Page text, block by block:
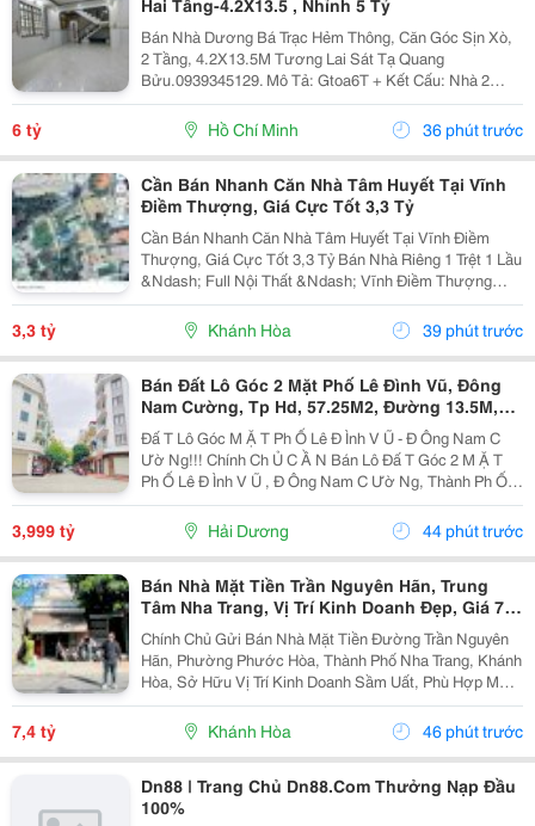
Hai Tầng-4.2X13.5 , Nhỉnh 5 Tỷ
Bán Nhà Dương Bá Trạc Hẻm Thông, Căn Góc Sịn Xò,
2 Tầng, 4.2X13.5M Tương Lai Sát Tạ Quang
Bửu.0939345129. Mô Tả: Gtoa6T + Kết Cấu: Nhà 2
Tầng Btct Kiên Cố, 2 Phòng. + Vị Trí: Ngay Dương Bá
Trạc Thông Tạ Quang Bửu, Âu Dương Lân, Nguyễn Thị
Tần, Dạ...
6 tỷ Hồ Chí Minh 36 phút trước
Cần Bán Nhanh Căn Nhà Tâm Huyết Tại Vĩnh
Điềm Thượng, Giá Cực Tốt 3,3 Tỷ
Cần Bán Nhanh Căn Nhà Tâm Huyết Tại Vĩnh Điềm
Thượng, Giá Cực Tốt 3,3 Tỷ Bán Nhà Riêng 1 Trệt 1 Lầu
&Ndash; Full Nội Thất &Ndash; Vĩnh Điềm Thượng
&Ndash; Gần 23/10 Vị Trí: Thôn Vĩnh Điềm Thượng,
Cách Đường 23/10 Chỉ 50M Hẻm Thông Thoáng, Kết...
3,3 tỷ Khánh Hòa 39 phút trước
Bán Đất Lô Góc 2 Mặt Phố Lê Đình Vũ, Đông
Nam Cường, Tp Hd, 57.25M2, Đường 13.5M,
3.X Tỷ
Đấ T Lô Góc M Ặ T Ph Ố Lê Đ Ình V Ũ - Đ Ông Nam C
Ườ Ng!!! Chính Ch Ủ C Ầ N Bán Lô Đấ T Góc 2 M Ặ T
Ph Ố Lê Đ Ình V Ũ , Đ Ông Nam C Ườ Ng, Thành Ph Ố H
Ả I D Ươ Ng - Di Ệ N Tích 57.25M2, H Ướ Ng Tây, Tây B
3,999 tỷ Hải Dương 44 phút trước
Bán Nhà Mặt Tiền Trần Nguyên Hãn, Trung
Tâm Nha Trang, Vị Trí Kinh Doanh Đẹp, Giá 7,4
Tỷ
Chính Chủ Gửi Bán Nhà Mặt Tiền Đường Trần Nguyên
Hãn, Phường Phước Hòa, Thành Phố Nha Trang, Khánh
Hòa, Sở Hữu Vị Trí Kinh Doanh Sầm Uất, Phù Hợp Mở
Cửa Hàng, Văn Phòng, Showroom Hoặc Đầu Tư Cho
Thuê Lâu Dài. Thông Tin Chi Tiết. - Địa Chỉ: Số...
7,4 tỷ Khánh Hòa 46 phút trước
Dn88 | Trang Chủ Dn88.Com Thưởng Nạp Đầu
100%